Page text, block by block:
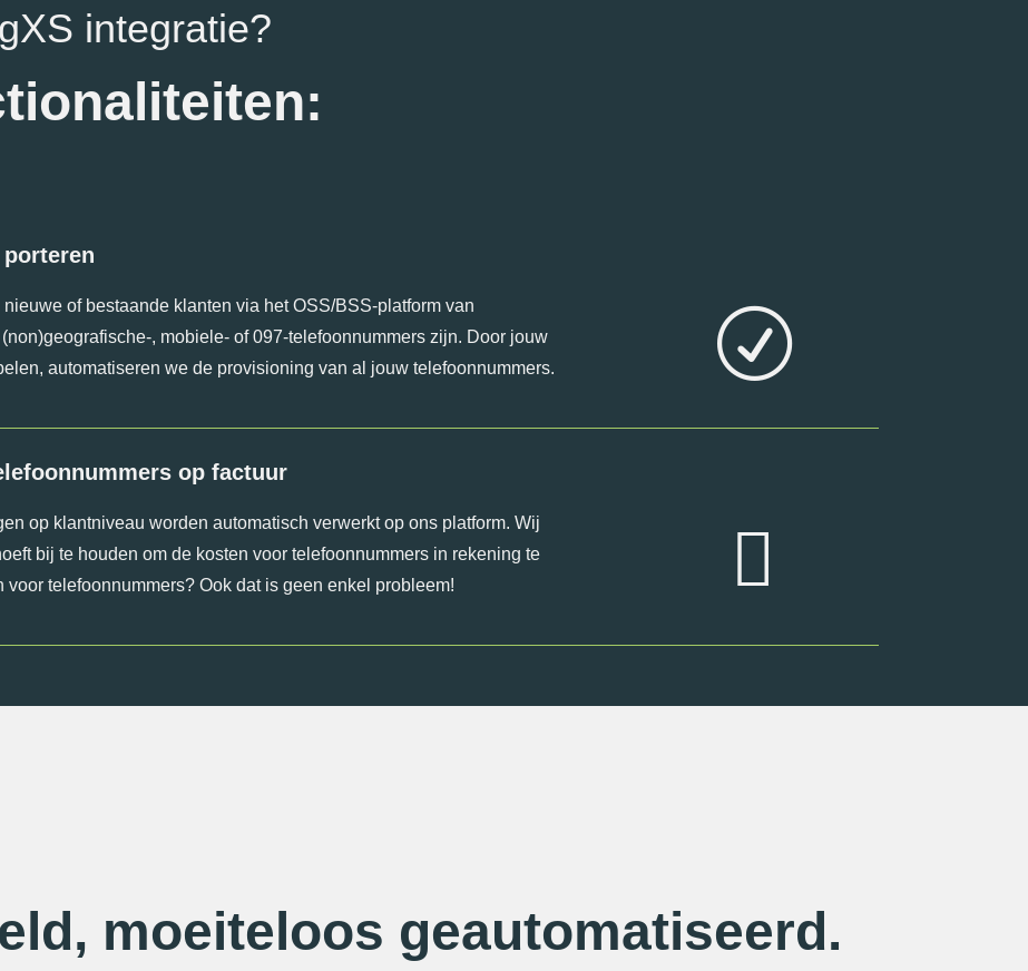
integratie?
of bestaande klanten via het OSS/BSS-platform van
, mobiele- of 097-telefoonnummers zijn. Door jouw
automatiseren we de provisioning van al jouw telefoonnummers.
R
op factuur
op klantniveau worden automatisch verwerkt op ons platform. Wij
bij te houden om de kosten voor telefoonnummers in rekening te
telefoonnummers? Ook dat is geen enkel probleem!

moeiteloos geautomatiseerd.